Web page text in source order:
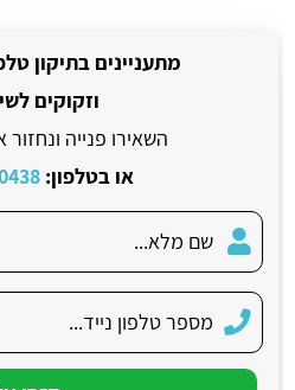
מתעניינים בתיקון
וזקוקים
השאירו פנייה
או בטלפון: